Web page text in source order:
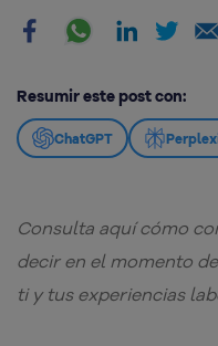
Resumir este post con:
ChatGPT
Consulta aquí cómo
decir en el momento
ti y tus experiencias